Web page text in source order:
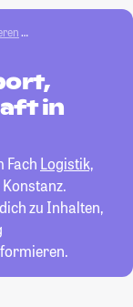
in
Fach Logistik,
Konstanz.
zu Inhalten,